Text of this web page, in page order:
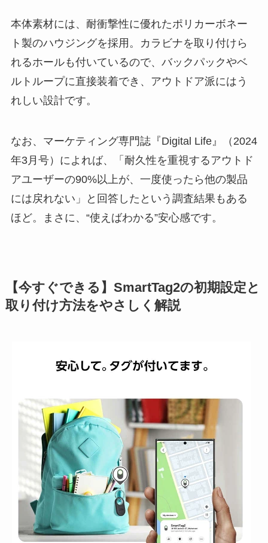
本体素材には、耐衝撃性に優れたポリカーボネー
ト製のハウジングを採用。カラビナを取り付けら
れるホールも付いているので、バックパックやベ
ルトループに直接装着でき、アウトドア派にはう
れしい設計です。
なお、マーケティング専門誌『Digital Life』（2024
年3月号）によれば、「耐久性を重視するアウトド
アユーザーの90%以上が、一度使ったら他の製品
には戻れない」と回答したという調査結果もある
ほど。まさに、“使えばわかる”安心感です。
【今すぐできる】SmartTag2の初期設定と
取り付け方法をやさしく解説